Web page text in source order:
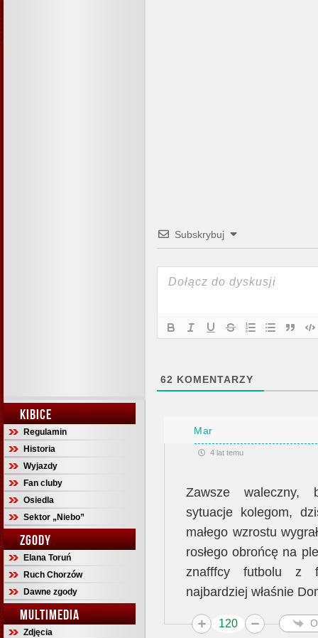
KIBICE
Regulamin
Historia
Wyjazdy
Fan cluby
Osiedla
Sektor „Niebo”
ZGODY
Elana Toruń
Ruch Chorzów
Dawne zgody
MULTIMEDIA
Zdjęcia
Subskrybuj
62 KOMENTARZY
Mar
4 lat temu
Zawsze waleczny,
sytuacje kolegom,
małego wzrostu
rosłego obrońcę na
znafffcy futbolu z
najbardziej właśnie
120